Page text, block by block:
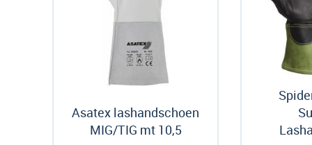
Asatex lashandschoen
MIG/TIG mt 10,5